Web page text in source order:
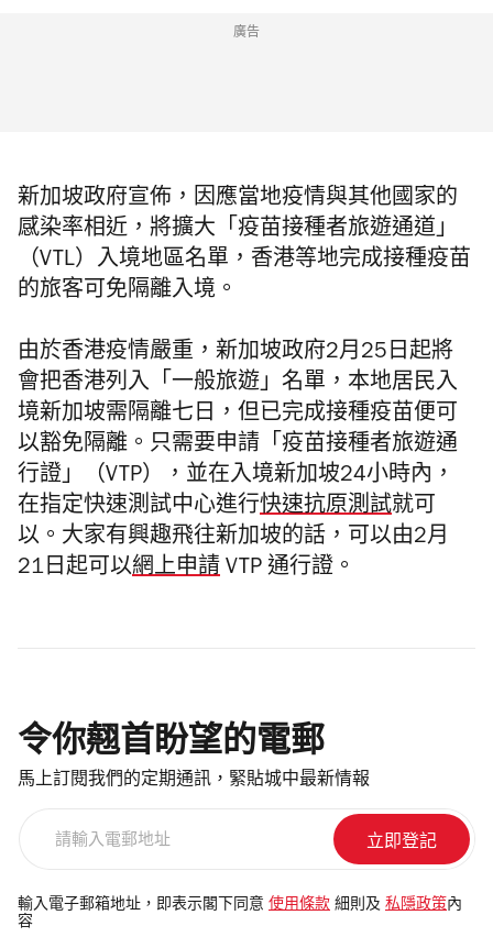
廣告
新加坡政府宣佈，因應當地疫情與其他國家的
感染率相近，將擴大「疫苗接種者旅遊通道」
（VTL）入境地區名單，香港等地完成接種疫苗
的旅客可免隔離入境。
由於香港疫情嚴重，新加坡政府2月25日起將
會把香港列入「一般旅遊」名單，本地居民入
境新加坡需隔離七日，但已完成接種疫苗便可
以豁免隔離。只需要申請「疫苗接種者旅遊通
行證」（VTP），並在入境新加坡24小時內，
在指定快速測試中心進行快速抗原測試就可
以。大家有興趣飛往新加坡的話，可以由2月
21日起可以網上申請 VTP 通行證。
令你翹首盼望的電郵
馬上訂閱我們的定期通訊，緊貼城中最新情報
電
郵
輸入電子郵箱地址，即表示閣下同意 使用條款 細則及 私隱政策 內
容